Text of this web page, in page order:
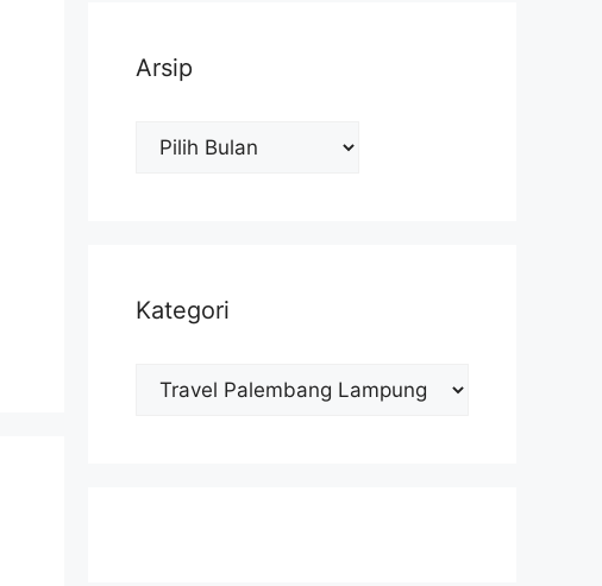
Arsip
Arsip
Kategori
Kategori